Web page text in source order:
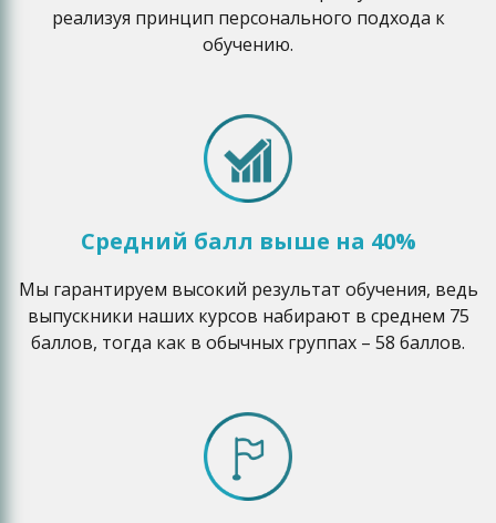
реализуя принцип персонального подхода к
обучению.
Средний балл выше на 40%
Мы гарантируем высокий результат обучения, ведь
выпускники наших курсов набирают в среднем 75
баллов, тогда как в обычных группах – 58 баллов.